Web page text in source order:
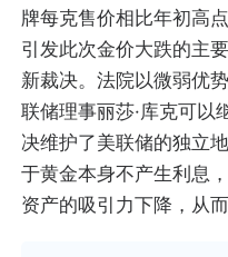
牌每克售价相比年初高
引发此次金价大跌的主
新裁决。法院以微弱优
联储理事丽莎·库克可以
决维护了美联储的独立
于黄金本身不产生利息
资产的吸引力下降，从